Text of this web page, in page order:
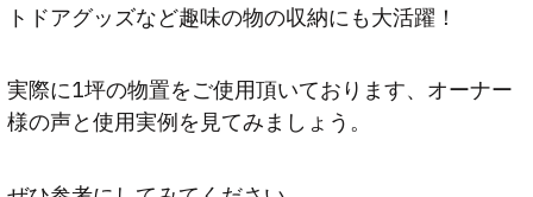
トドアグッズなど趣味の物の収納にも大活躍！
実際に1坪の物置をご使用頂いております、オーナー
様の声と使用実例を見てみましょう。